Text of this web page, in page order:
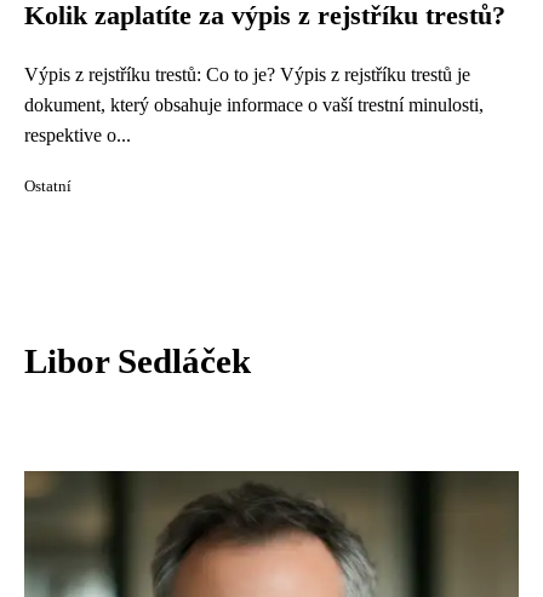
Kolik zaplatíte za výpis z rejstříku trestů?
Výpis z rejstříku trestů: Co to je? Výpis z rejstříku trestů je
dokument, který obsahuje informace o vaší trestní minulosti,
respektive o...
Ostatní
Libor Sedláček